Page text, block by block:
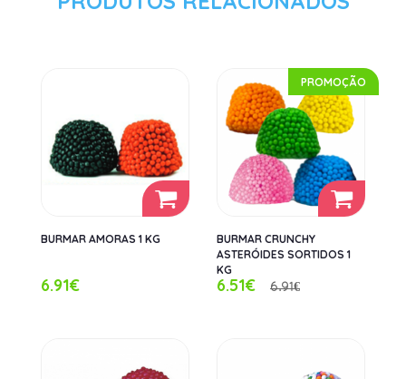
BURMAR AMORAS 1 KG
6.91€
PROMOÇÃO
BURMAR CRUNCHY
ASTERÓIDES SORTIDOS 1
KG
6.51€ 6.91€